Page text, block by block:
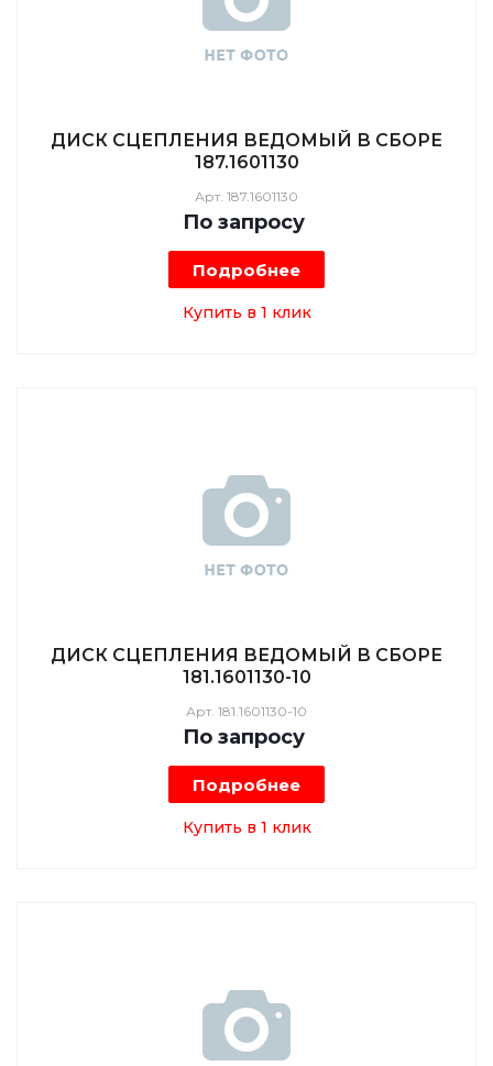
ДИСК СЦЕПЛЕНИЯ ВЕДОМЫЙ В СБОРЕ
187.1601130
Арт. 187.1601130
По запросу
Подробнее
Купить в 1 клик
ДИСК СЦЕПЛЕНИЯ ВЕДОМЫЙ В СБОРЕ
181.1601130-10
Арт. 181.1601130-10
По запросу
Подробнее
Купить в 1 клик